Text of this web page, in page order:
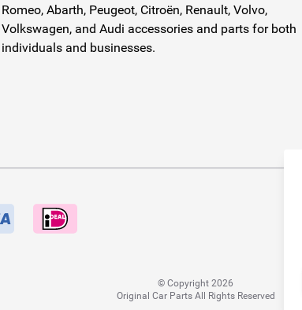
Romeo, Abarth, Peugeot, Citroën, Renault, Volvo,
Volkswagen, and Audi accessories and parts for both
individuals and businesses.
© Copyright 2026
Original Car Parts All Rights Reserved